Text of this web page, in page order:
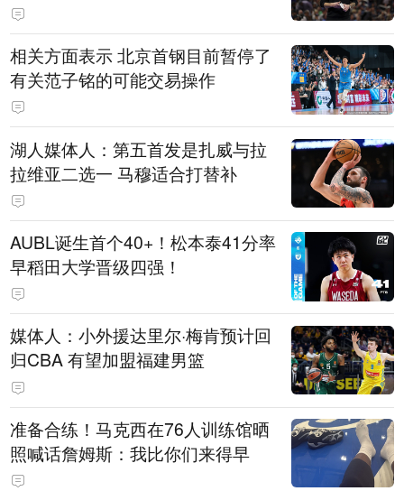
相关方面表示 北京首钢目前暂停了
有关范子铭的可能交易操作
湖人媒体人：第五首发是扎威与拉
拉维亚二选一 马穆适合打替补
AUBL诞生首个40+！松本泰41分率
早稻田大学晋级四强！
媒体人：小外援达里尔·梅肯预计回
归CBA 有望加盟福建男篮
准备合练！马克西在76人训练馆晒
照喊话詹姆斯：我比你们来得早